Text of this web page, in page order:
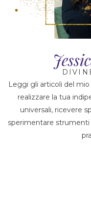
Leggi gli articoli del
realizzare la tua
universali, ricevere
sperimentare strumenti